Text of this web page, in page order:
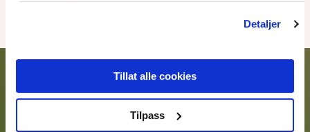
Detaljer
Tillat alle cookies
Tilpass